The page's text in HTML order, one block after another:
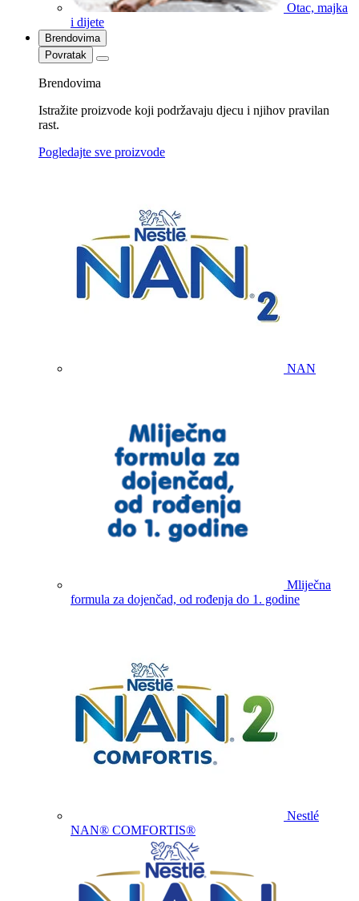
Otac, majka
i dijete
Brendovima
Povratak
Brendovima
Istražite proizvode koji podržavaju djecu i njihov pravilan
rast.
Pogledajte sve proizvode
NAN
Mliječna
formula za dojenčad, od rođenja do 1. godine
Nestlé
NAN® COMFORTIS®